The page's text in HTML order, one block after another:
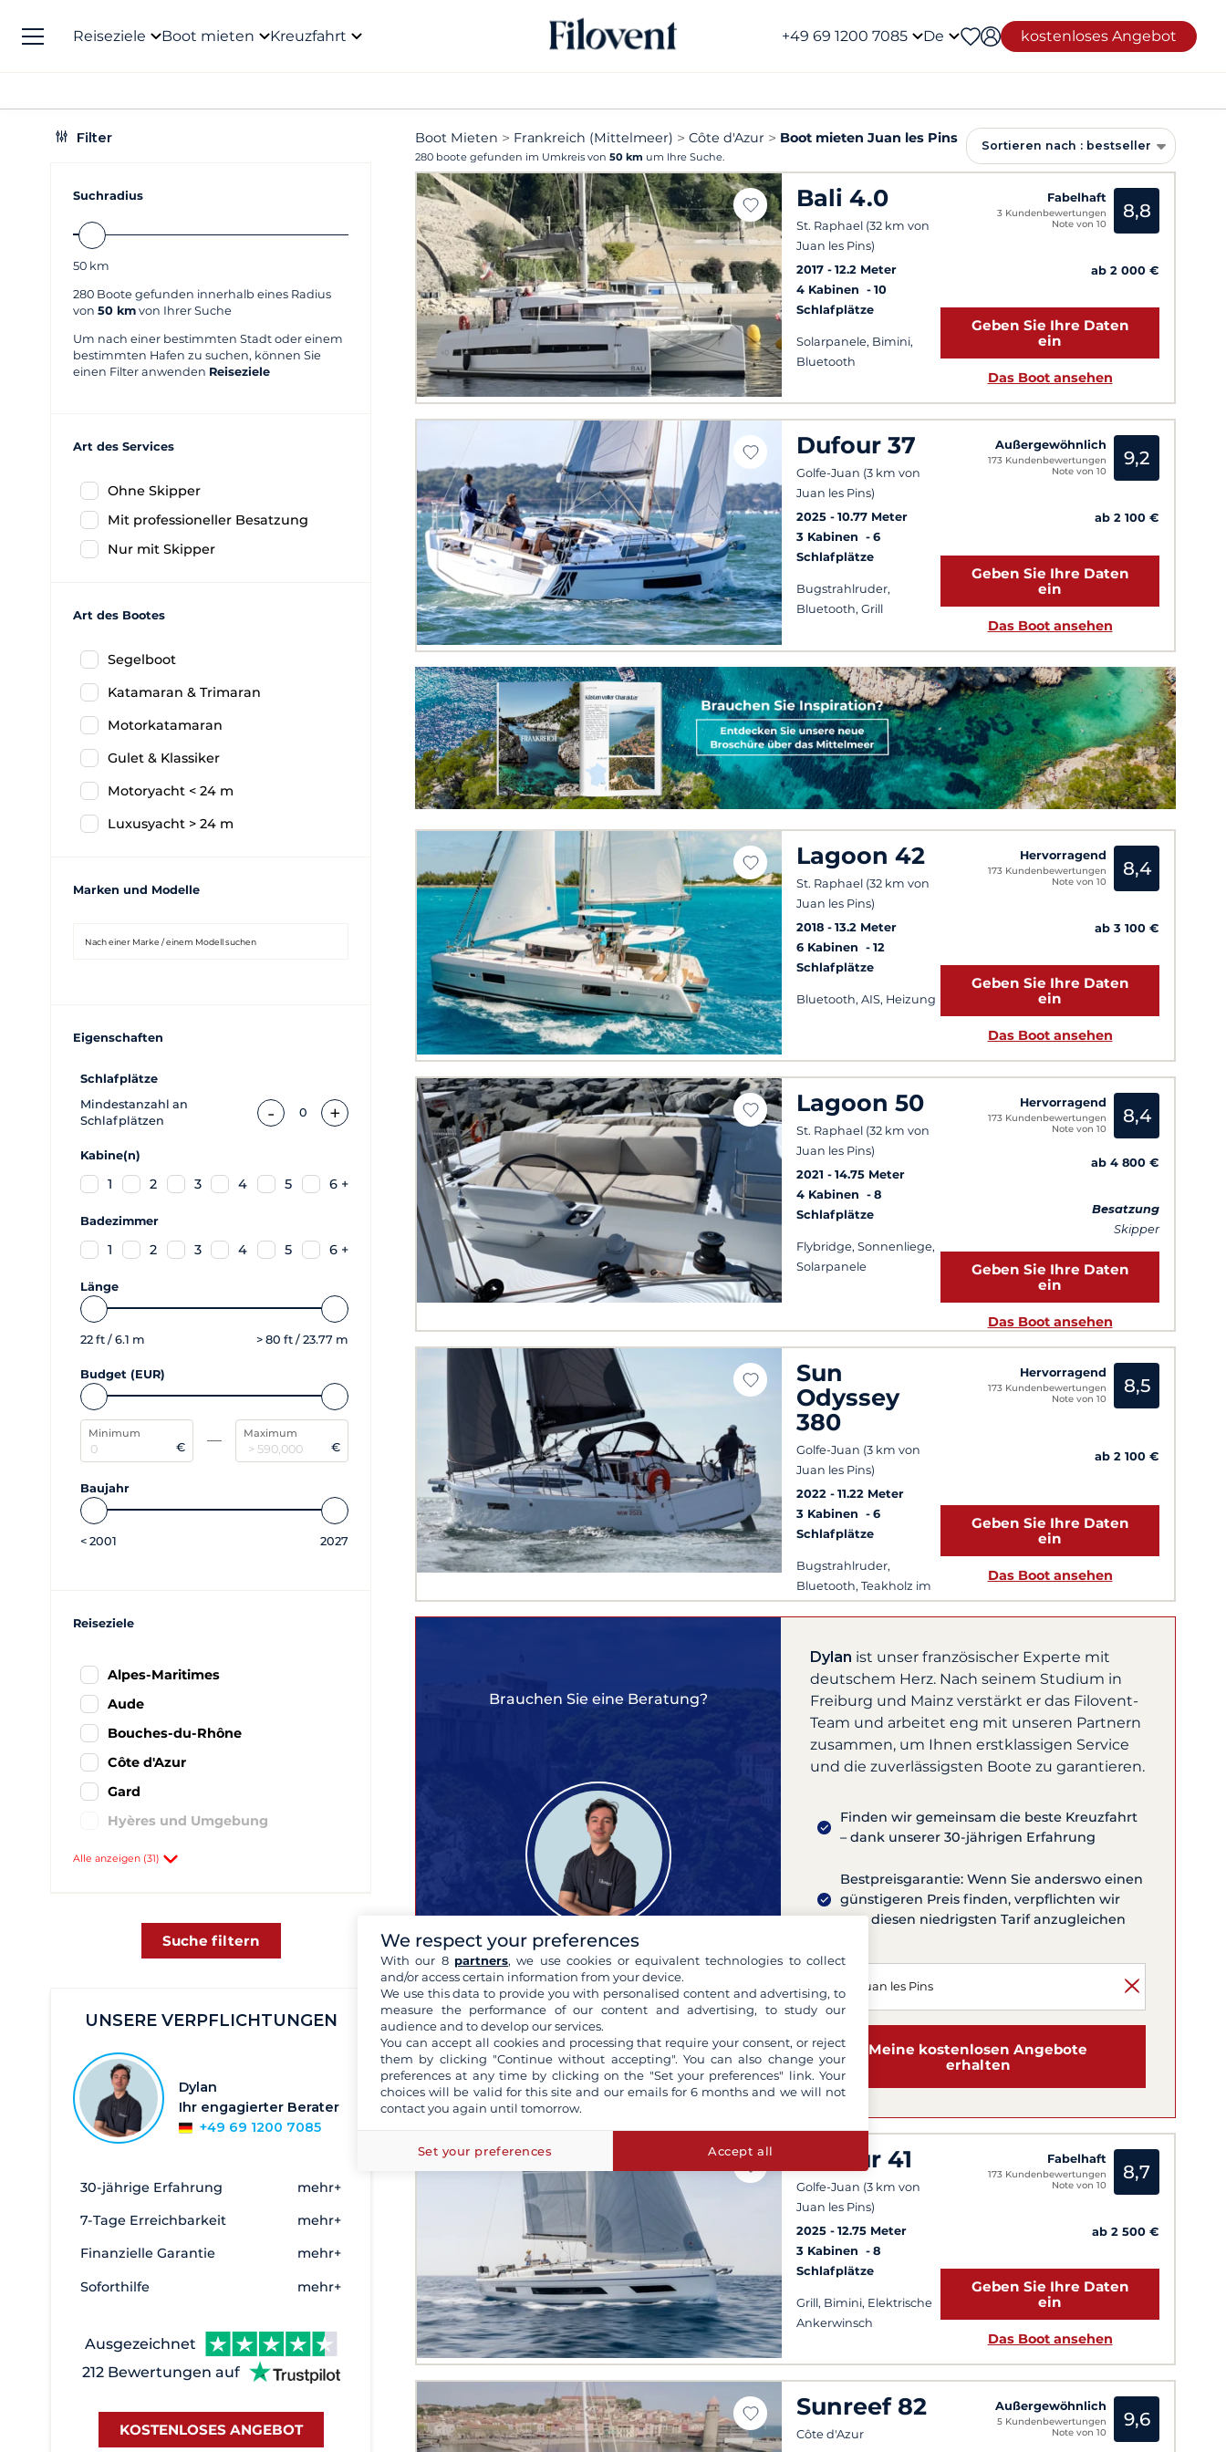
Reiseziele Boot mieten Kreuzfahrt +49 69 1200 7085 De kostenloses Angebot
Filter
Suchradius
50 km
280 Boote gefunden innerhalb eines Radius
von 50 km von Ihrer Suche
Um nach einer bestimmten Stadt oder einem
bestimmten Hafen zu suchen, können Sie
einen Filter anwenden Reiseziele
Art des Services
Ohne Skipper
Mit professioneller Besatzung
Nur mit Skipper
Art des Bootes
Segelboot
Katamaran & Trimaran
Motorkatamaran
Gulet & Klassiker
Motoryacht < 24 m
Luxusyacht > 24 m
Marken und Modelle
Eigenschaften
Schlafplätze
Mindestanzahl an
Schlafplätzen
- 0 +
Kabine(n)
1 2 3 4 5 6 +
Badezimmer
1 2 3 4 5 6 +
Länge
22 ft / 6.1 m > 80 ft / 23.77 m
Budget (EUR)
Minimum
€
Maximum
€
Baujahr
< 2001 2027
Reiseziele
Alpes-Maritimes
Aude
Bouches-du-Rhône
Côte d'Azur
Gard
Hyères und Umgebung
Pyrénées-Orientales
Antibes
Bandol
Beaulieu-sur-Mer
Bormes les Mimosas
12
Canet en Roussillon
Golfe-Juan
Hyères
La Ciotat
La Grande Motte
9
Le Grau du Roi - Port Camargue
Le Lavandou
Marseille
Alle anzeigen (31)
Suche filtern
UNSERE VERPFLICHTUNGEN
Dylan
Ihr engagierter Berater
+49 69 1200 7085
30-jährige Erfahrung mehr+
7-Tage Erreichbarkeit mehr+
Finanzielle Garantie mehr+
Soforthilfe mehr+
Ausgezeichnet
212 Bewertungen auf
KOSTENLOSES ANGEBOT
Boot Mieten Frankreich (Mittelmeer) Côte d'Azur Boot mieten Juan les Pins
280 boote gefunden im Umkreis von 50 km um Ihre Suche.
Sortieren nach : bestseller
Bali 4.0
St. Raphael (32 km von
Juan les Pins)
2017
12.2 Meter
4 Kabinen
10
Schlafplätze
Solarpanele, Bimini,
Bluetooth
Fabelhaft
3 Kundenbewertungen
Note von 10
8,8
ab 2 000 €
Geben Sie Ihre Daten
ein
Das Boot ansehen
Dufour 37
Golfe-Juan (3 km von
Juan les Pins)
2025
10.77 Meter
3 Kabinen
6
Schlafplätze
Bugstrahlruder,
Bluetooth, Grill
Außergewöhnlich
173 Kundenbewertungen
Note von 10
9,2
ab 2 100 €
Geben Sie Ihre Daten
ein
Das Boot ansehen
Lagoon 42
St. Raphael (32 km von
Juan les Pins)
2018
13.2 Meter
6 Kabinen
12
Schlafplätze
Bluetooth, AIS, Heizung
Hervorragend
173 Kundenbewertungen
Note von 10
8,4
ab 3 100 €
Geben Sie Ihre Daten
ein
Das Boot ansehen
Lagoon 50
St. Raphael (32 km von
Juan les Pins)
2021
14.75 Meter
4 Kabinen
8
Schlafplätze
Flybridge, Sonnenliege,
Solarpanele
Hervorragend
173 Kundenbewertungen
Note von 10
8,4
ab 4 800 €
Besatzung
Skipper
Geben Sie Ihre Daten
ein
Das Boot ansehen
Sun
Odyssey
380
Golfe-Juan (3 km von
Juan les Pins)
2022
11.22 Meter
3 Kabinen
6
Schlafplätze
Bugstrahlruder,
Bluetooth, Teakholz im
Cockpit
Hervorragend
173 Kundenbewertungen
Note von 10
8,5
ab 2 100 €
Geben Sie Ihre Daten
ein
Das Boot ansehen
Brauchen Sie eine Beratung?
Dylan
Experte für Ihre Reisen
Dylan ist unser französischer Experte mit
deutschem Herz. Nach seinem Studium in
Freiburg und Mainz verstärkt er das Filovent-
Team und arbeitet eng mit unseren Partnern
zusammen, um Ihnen erstklassigen Service
und die zuverlässigsten Boote zu garantieren.
Finden wir gemeinsam die beste Kreuzfahrt
– dank unserer 30-jährigen Erfahrung
Bestpreisgarantie: Wenn Sie anderswo einen
günstigeren Preis finden, verpflichten wir
uns, diesen niedrigsten Tarif anzugleichen
Meine kostenlosen Angebote
erhalten
Dufour 41
Golfe-Juan (3 km von
Juan les Pins)
2025
12.75 Meter
3 Kabinen
8
Schlafplätze
Grill, Bimini, Elektrische
Ankerwinsch
Fabelhaft
173 Kundenbewertungen
Note von 10
8,7
ab 2 500 €
Geben Sie Ihre Daten
ein
Das Boot ansehen
Sunreef 82
Côte d'Azur
Außergewöhnlich
5 Kundenbewertungen
Note von 10
9,6
We respect your preferences
With our 8 partners, we use cookies or equivalent technologies to collect
and/or access certain information from your device.
We use this data to provide you with personalised content and advertising, to
measure the performance of our content and advertising, to study our
audience and to develop our services.
You can accept all cookies and processing that require your consent, or reject
them by clicking "Continue without accepting". You can also change your
preferences at any time by clicking on the "Set your preferences" link. Your
choices will be valid for this site and our emails for 6 months and we will not
contact you again until tomorrow.
Set your preferences Accept all